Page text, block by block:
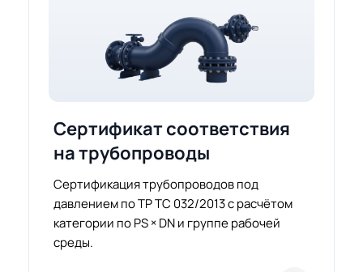
Сертификат соответствия
на трубопроводы
Сертификация трубопроводов под
давлением по ТР ТС 032/2013 с расчётом
категории по PS × DN и группе рабочей
среды.